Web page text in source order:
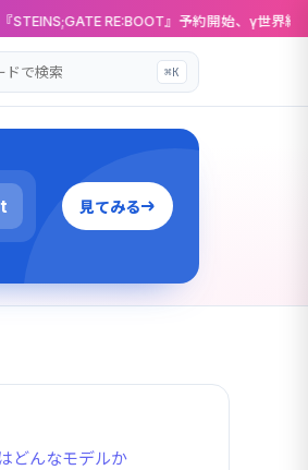
』予約開始、γ世界線ルート追加で
⌘K
見てみる
どんなモデルか